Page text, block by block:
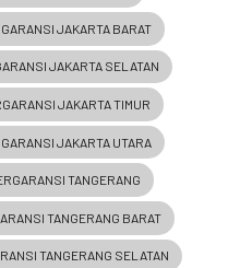
JAKARTA BARAT
JAKARTA SELATAN
JAKARTA TIMUR
JAKARTA UTARA
TANGERANG
TANGERANG BARAT
TANGERANG SELATAN